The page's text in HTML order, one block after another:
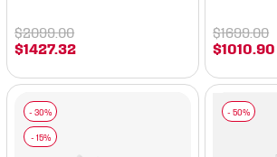
$1427.32
$2099.00
$1010 .90
$1699.00